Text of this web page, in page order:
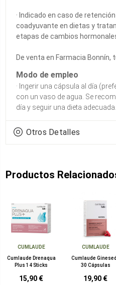
· Indicado en caso de
coadyuvante en dietas y
etapas de cambios
De venta en Farmacia Bonnín,
Modo de empleo
· Ingerir una cápsula al día
con un vaso de agua. Se
día y seguir una dieta adecuada.
Otros Detalles
Productos
CUMLAUDE
Cumlaude Drenaqua
Plus 14 Sticks
15,90 €
CUMLAUDE
Cumlaude
30 Cápsulas
19,90 €